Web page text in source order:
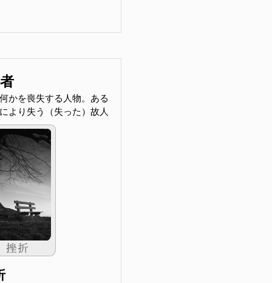
かを喪失する人物。ある
より失う（失った）故人